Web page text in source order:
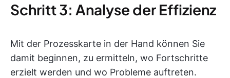
Schritt 3: Analyse der Effizienz
Mit der Prozesskarte in der Hand können Sie
damit beginnen, zu ermitteln, wo Fortschritte
erzielt werden und wo Probleme auftreten.